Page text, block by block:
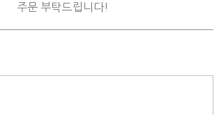
주문 부탁드립니다!